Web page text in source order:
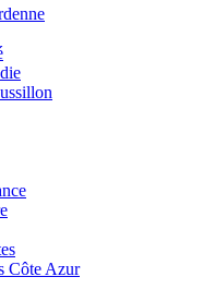
Côte Azur